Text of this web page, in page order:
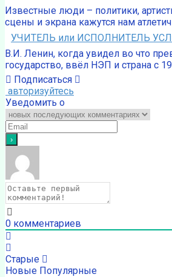
Известные люди – политики,
сцены и экрана кажутся нам
УЧИТЕЛЬ или ИСПОЛНИТЕЛЬ
В.И. Ленин, когда увидел во что
государство, ввёл НЭП и страна с
Подписаться
авторизуйтесь
Уведомить о
0 комментариев
Старые
Новые Популярные